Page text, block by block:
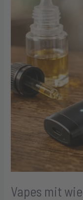
Vapes mit
wiederaufladbarem
System